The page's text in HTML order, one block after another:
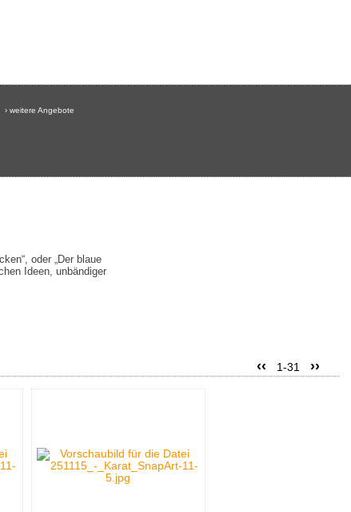
› weitere Angebote
oder „Der blaue
Ideen, unbändiger
‹‹ 1-31 ››